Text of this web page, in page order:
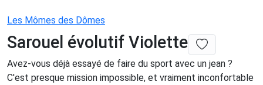
Les Mômes des Dômes
Sarouel évolutif Violette
Avez-vous déjà essayé de faire du sport avec un jean ?
C'est presque mission impossible, et vraiment inconfortable